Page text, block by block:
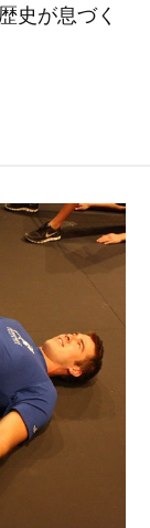
史が息づく